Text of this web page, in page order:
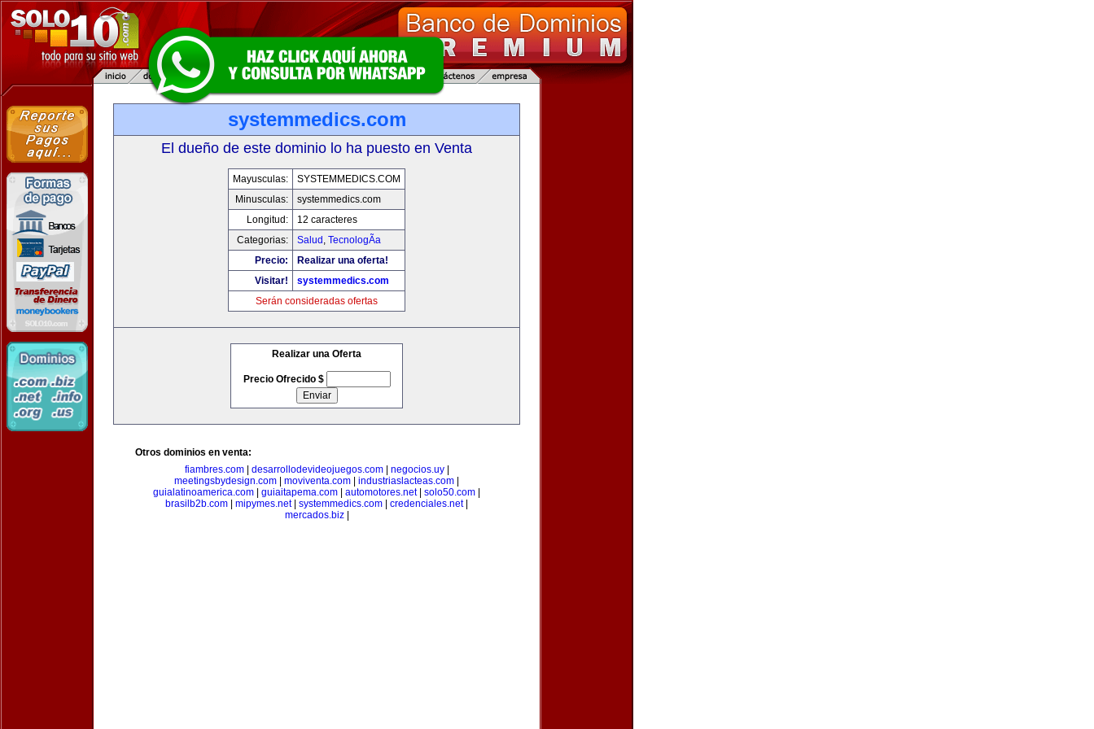
systemmedics.com
El dueño de este dominio lo ha puesto en Venta
Mayusculas:
SYSTEMMEDICS.COM
Minusculas:
systemmedics.com
Longitud:
12 caracteres
Categorias:
Salud , TecnologÃ­a
Precio:
Realizar una oferta!
Visitar!
systemmedics.com
Serán consideradas ofertas
Realizar una Oferta
Precio Ofrecido $
Otros dominios en venta:
fiambres.com| desarrollodevideojuegos.com| negocios.uy|
meetingsbydesign.com
moviventa.com industriaslacteas.com
guialatinoamerica.com
guiaitapema.com automotores.net| solo50.com
brasilb2b.com
mipymes.net| systemmedics.com credenciales.net|
mercados.biz|